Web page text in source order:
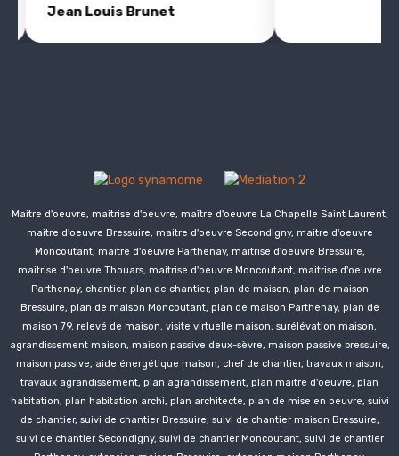
Jean Louis Brunet
Maitre d'oeuvre, maitrise d'oeuvre, maître d'oeuvre La Chapelle Saint Laurent,
maitre d'oeuvre Bressuire, maitre d'oeuvre Secondigny, maitre d'oeuvre
Moncoutant, maitre d'oeuvre Parthenay, maitrise d'oeuvre Bressuire,
maitrise d'oeuvre Thouars, maitrise d'oeuvre Moncoutant, maitrise d'oeuvre
Parthenay, chantier, plan de chantier, plan de maison, plan de maison
Bressuire, plan de maison Moncoutant, plan de maison Parthenay, plan de
maison 79, relevé de maison, visite virtuelle maison, surélévation maison,
agrandissement maison, maison passive deux-sèvre, maison passive bressuire,
maison passive, aide énergétique maison, chef de chantier, travaux maison,
travaux agrandissement, plan agrandissement, plan maitre d'oeuvre, plan
habitation, plan habitation archi, plan architecte, plan de mise en oeuvre, suivi
de chantier, suivi de chantier Bressuire, suivi de chantier maison Bressuire,
suivi de chantier Secondigny, suivi de chantier Moncoutant, suivi de chantier